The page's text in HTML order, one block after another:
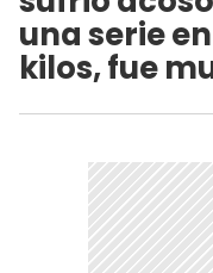
una serie
kilos, fue